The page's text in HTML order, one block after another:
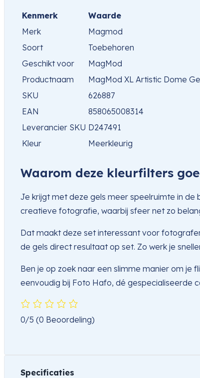
Kenmerk
Waarde
Merk
Magmod
Soort
Toebehoren
Geschikt voor
MagMod
Productnaam
MagMod XL Artistic Dome
SKU
626887
EAN
858065008314
Leverancier SKU D247491
Kleur
Meerkleurig
Waarom deze kleurfilters
Je krijgt met deze gels meer speelruimte in de
creatieve fotografie, waarbij sfeer net zo
Dat maakt deze set interessant voor
de gels direct resultaat op set. Zo werk je
Ben je op zoek naar een slimme manier om je
eenvoudig bij Foto Hafo, dé gespecialiseerde
0/5 (0 Beoordeling)
Specificaties